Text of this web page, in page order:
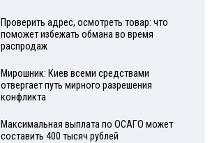
Проверить адрес, осмотреть товар: что
поможет избежать обмана во время
распродаж
Мирошник: Киев всеми средствами
отвергает путь мирного разрешения
конфликта
Максимальная выплата по ОСАГО может
составить 400 тысяч рублей